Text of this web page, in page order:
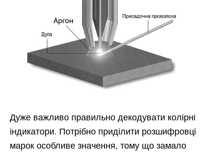
Дуже важливо правильно декодувати колірні
індикатори. Потрібно приділити розшифровці
марок особливе значення, тому що замало